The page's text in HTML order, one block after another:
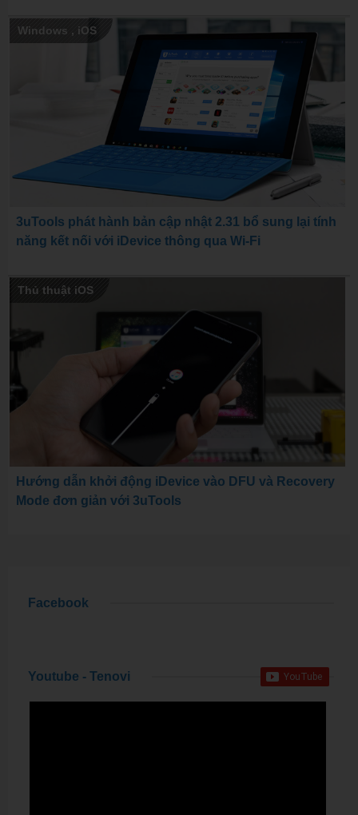
Windows , iOS
3uTools phát hành bản cập nhật 2.31 bổ sung lại tính
năng kết nối với iDevice thông qua Wi-Fi
Thủ thuật iOS
Hướng dẫn khởi động iDevice vào DFU và Recovery
Mode đơn giản với 3uTools
Facebook
Youtube - Tenovi